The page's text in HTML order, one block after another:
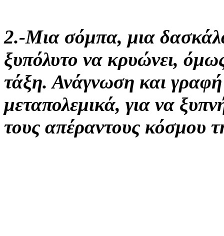
2.-Μια σόμπα, μια
ξυπόλυτο να κρυώνει,
τάξη. Ανάγνωση και γραφή
μεταπολεμικά, για να
τους απέραντους κόσμου